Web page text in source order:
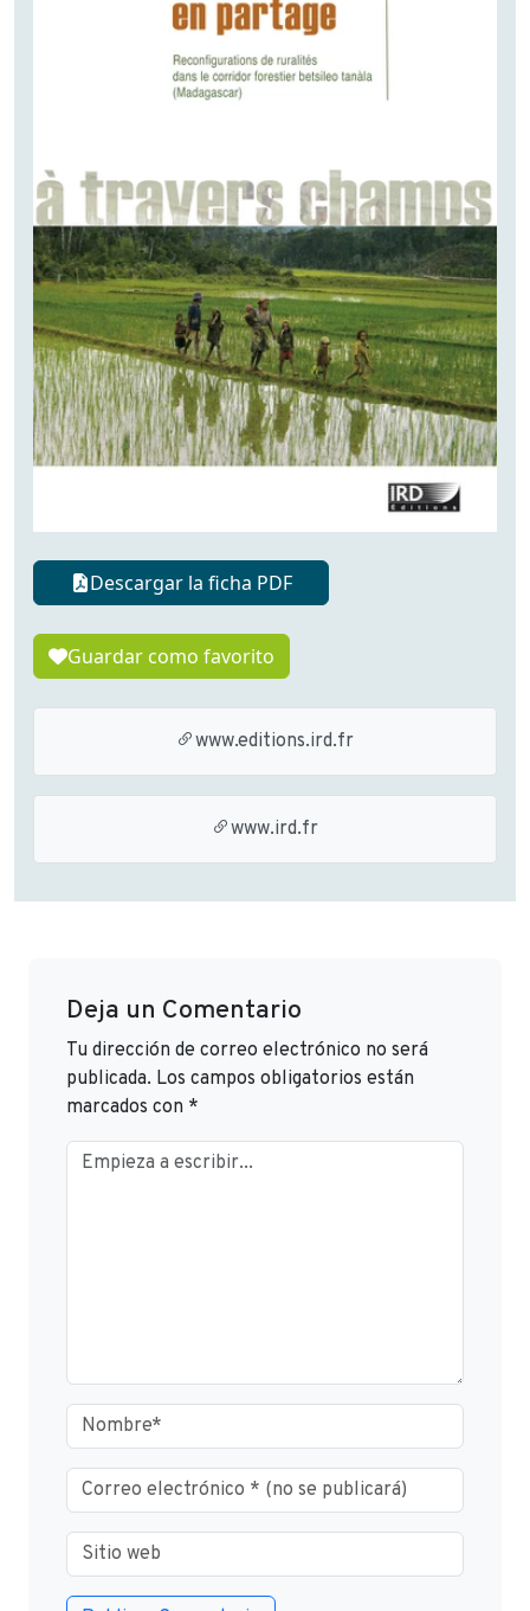
Descargar la ficha PDF
Guardar como favorito
www.editions.ird.fr
www.ird.fr
Deja un Comentario
Tu dirección de correo electrónico no será
publicada. Los campos obligatorios están
marcados con *